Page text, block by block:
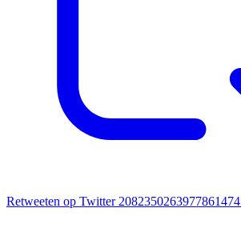
Retweeten op Twitter 2082350263977861474